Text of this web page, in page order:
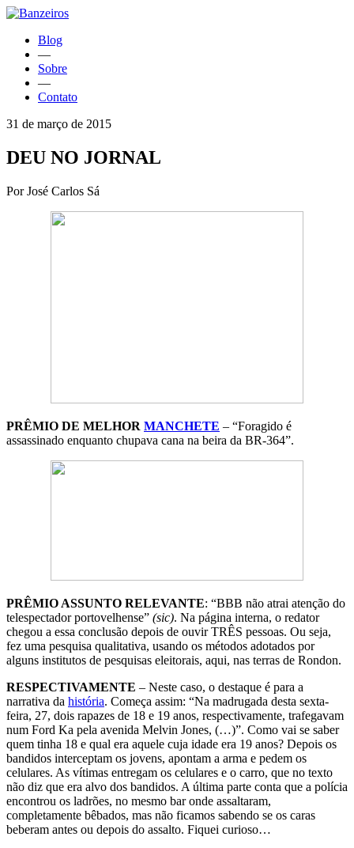
Blog
—
Sobre
—
Contato
31 de março de 2015
DEU NO JORNAL
Por José Carlos Sá
PRÊMIO DE MELHOR MANCHETE – “Foragido é
assassinado enquanto chupava cana na beira da BR-364”.
PRÊMIO ASSUNTO RELEVANTE: “BBB não atrai atenção do
telespectador portovelhense” (sic). Na página interna, o redator
chegou a essa conclusão depois de ouvir TRÊS pessoas. Ou seja,
fez uma pesquisa qualitativa, usando os métodos adotados por
alguns institutos de pesquisas eleitorais, aqui, nas terras de Rondon.
RESPECTIVAMENTE – Neste caso, o destaque é para a
narrativa da história. Começa assim: “Na madrugada desta sexta-
feira, 27, dois rapazes de 18 e 19 anos, respectivamente, trafegavam
num Ford Ka pela avenida Melvin Jones, (…)”. Como vai se saber
quem tinha 18 e qual era aquele cuja idade era 19 anos? Depois os
bandidos interceptam os jovens, apontam a arma e pedem os
celulares. As vítimas entregam os celulares e o carro, que no texto
não diz que era alvo dos bandidos. A última parte conta que a polícia
encontrou os ladrões, no mesmo bar onde assaltaram,
completamente bêbados, mas não ficamos sabendo se os caras
beberam antes ou depois do assalto. Fiquei curioso…